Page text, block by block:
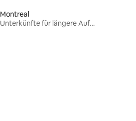
Montreal
Unterkünfte für längere Aufenthalte